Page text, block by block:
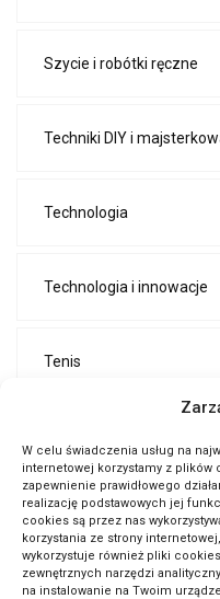
W celu świadczenia usług na
internetowej korzystamy z
zapewnienie prawidłowego
realizację podstawowych jej
cookies są przez nas
korzystania ze strony
wykorzystuje również pliki
zewnętrznych narzędzi
na instalowanie na Twoim
Szycie i robótki ręczne
Techniki DIY i
Technologia
Technologia i innowacje
Tenis
Tynkowanie i murarstwo
Umowy i kontrakty